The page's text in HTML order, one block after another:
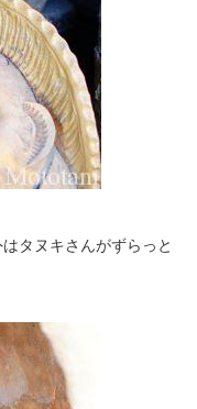
タヌキさんがずらっと